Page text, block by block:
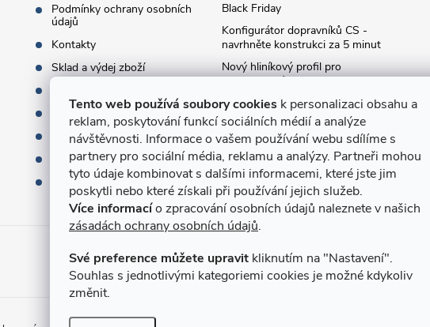
Tento web používá soubory cookies k personalizaci obsahu a
reklam, poskytování funkcí sociálních médií a analýze
návštěvnosti. Informace o vašem používání webu sdílíme s
partnery pro sociální média, reklamu a analýzy. Partneři mohou
tyto údaje kombinovat s dalšími informacemi, které jste jim
poskytli nebo které získali při používání jejich služeb.
Více informacío zpracování osobních údajů naleznete v našich
zásadách ochrany osobních údajů.
Své preference můžete upravit kliknutím na "Nastavení".
Souhlas s jednotlivými kategoriemi cookies je možné kdykoliv
změnit.
Podmínky ochrany osobních
údajů
Kontakty
Sklad a výdej zboží
Termíny dodání
Doprava a platba
Dárky k objednávce
Slovník pojmů
Black Friday
Konfigurátor dopravníků CS -
navrhněte konstrukci za 5 minut
Nový hliníkový profil pro
fotovoltaické panely - kvalita za
Moje označení objednávky
Rozšíření produktové série
stojanů SP
Archiv
Přijímáme online platby Způsoby